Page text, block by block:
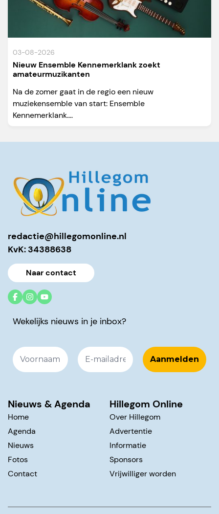
03-08-2026
Nieuw Ensemble Kennemerklank zoekt
amateurmuzikanten
Na de zomer gaat in de regio een nieuw
muziekensemble van start: Ensemble
Kennemerklank....
redactie@hillegomonline.nl
KvK: 34388638
Naar contact
Wekelijks nieuws in je inbox?
Nieuws & Agenda
Home
Agenda
Nieuws
Fotos
Contact
Hillegom Online
Over Hillegom
Advertentie
Informatie
Sponsors
Vrijwilliger worden